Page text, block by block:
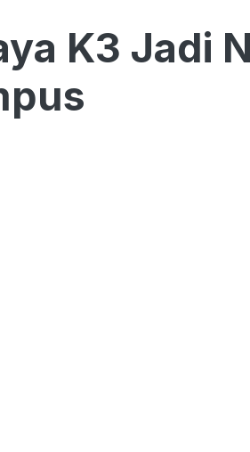
K3 Jadi